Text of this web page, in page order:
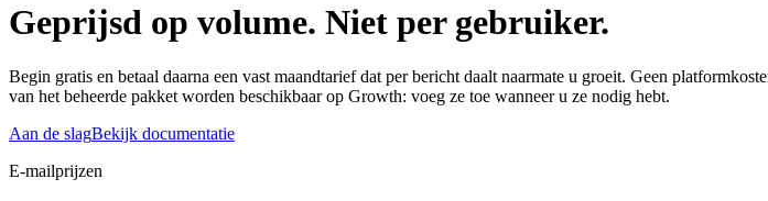
Geprijsd op volume. Niet per gebruiker.
Begin gratis en betaal daarna een vast maandtarief dat per bericht daalt naarmate u groeit. Geen
van het beheerde pakket worden beschikbaar op Growth: voeg ze toe wanneer u ze nodig hebt.
Aan de slagBekijk documentatie
E-mailprijzen